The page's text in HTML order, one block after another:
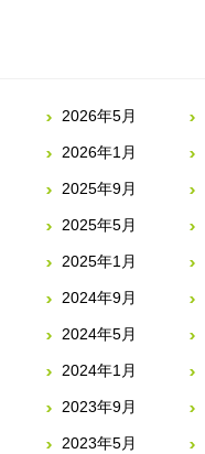
2026年5月
2026年1月
2025年9月
2025年5月
2025年1月
2024年9月
2024年5月
2024年1月
2023年9月
2023年5月